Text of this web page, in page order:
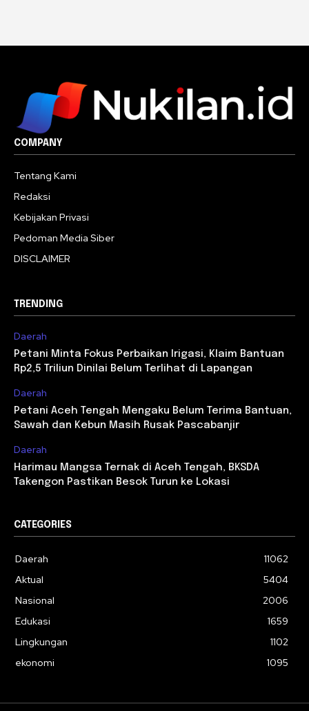
COMPANY
Tentang Kami
Redaksi
Kebijakan Privasi
Pedoman Media Siber
DISCLAIMER
TRENDING
Daerah
Petani Minta Fokus Perbaikan Irigasi, Klaim Bantuan
Rp2,5 Triliun Dinilai Belum Terlihat di Lapangan
Daerah
Petani Aceh Tengah Mengaku Belum Terima Bantuan,
Sawah dan Kebun Masih Rusak Pascabanjir
Daerah
Harimau Mangsa Ternak di Aceh Tengah, BKSDA
Takengon Pastikan Besok Turun ke Lokasi
CATEGORIES
Daerah
11062
Aktual
5404
Nasional
2006
Edukasi
1659
Lingkungan
1102
ekonomi
1095